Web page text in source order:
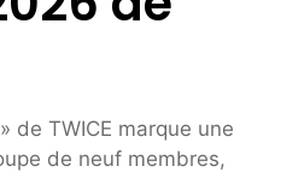
» de TWICE marque une
de neuf membres,